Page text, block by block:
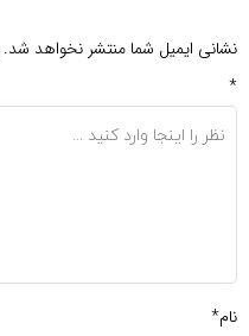
نشانی ایمیل شما منتشر نخواهد شد.
*
نام*